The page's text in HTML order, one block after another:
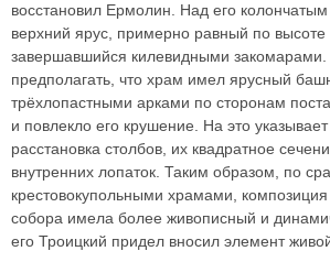
восстановил Ермолин. Над его
верхний ярус, примерно равный по
завершавшийся килевидными закомарами.
предполагать, что храм имел ярусный
трёхлопастными арками по сторонам
и повлекло его крушение. На это
расстановка столбов, их квадратное
внутренних лопаток. Таким образом, по
крестовокупольными храмами, композиция
собора имела более живописный и
его Троицкий придел вносил элемент